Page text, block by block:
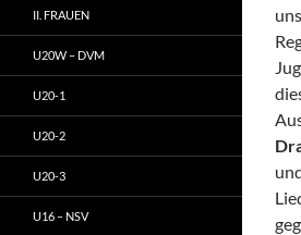
II. FRAUEN
U20W – DVM
U20-1
U20-2
U20-3
U16 – NSV